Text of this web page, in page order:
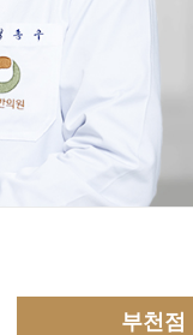
부천점